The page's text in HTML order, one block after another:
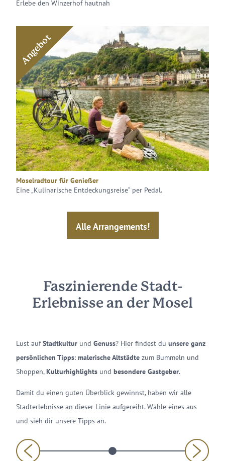
Erlebe den Winzerhof hautnah
Angebot
Moselradtour für Genießer
Eine „Kulinarische Entdeckungsreise“ per Pedal.
Alle Arrangements!
Faszinierende Stadt-
Erlebnisse an der Mosel
Lust aufStadtkultur und Genuss? Hier findest du unsere ganz
persönlichen Tipps: malerische Altstädte zum Bummeln und
Shoppen,Kulturhighlights und besondere Gastgeber.
Damit du einen guten Überblick gewinnst, haben wir alle
Stadterlebnisse an dieser Linie aufgereiht. Wähle eines aus
und sieh dir unsere Tipps an.